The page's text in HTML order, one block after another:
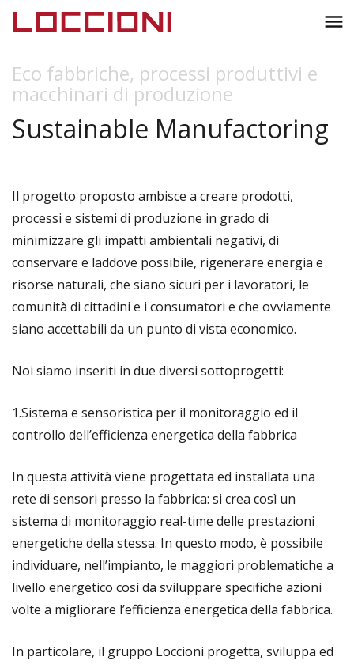
menu
Eco fabbriche, processi produttivi e
macchinari di produzione
Sustainable Manufactoring
Il progetto proposto ambisce a creare prodotti,
processi e sistemi di produzione in grado di
minimizzare gli impatti ambientali negativi, di
conservare e laddove possibile, rigenerare energia e
risorse naturali, che siano sicuri per i lavoratori, le
comunità di cittadini e i consumatori e che ovviamente
siano accettabili da un punto di vista economico.
Noi siamo inseriti in due diversi sottoprogetti:
1.Sistema e sensoristica per il monitoraggio ed il
controllo dell’efficienza energetica della fabbrica
In questa attività viene progettata ed installata una
rete di sensori presso la fabbrica: si crea così un
sistema di monitoraggio real-time delle prestazioni
energetiche della stessa. In questo modo, è possibile
individuare, nell’impianto, le maggiori problematiche a
livello energetico così da sviluppare specifiche azioni
volte a migliorare l’efficienza energetica della fabbrica.
In particolare, il gruppo Loccioni progetta, sviluppa ed